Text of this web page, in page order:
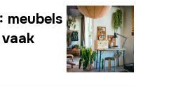
meubels